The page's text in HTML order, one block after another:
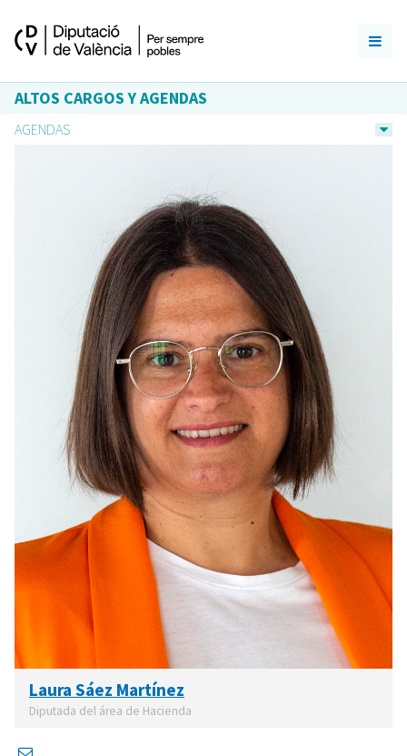
ALTOS CARGOS Y AGENDAS
AGENDAS
Laura Sáez Martínez
Diputada del área de Hacienda